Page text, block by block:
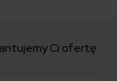
Ci ofertę